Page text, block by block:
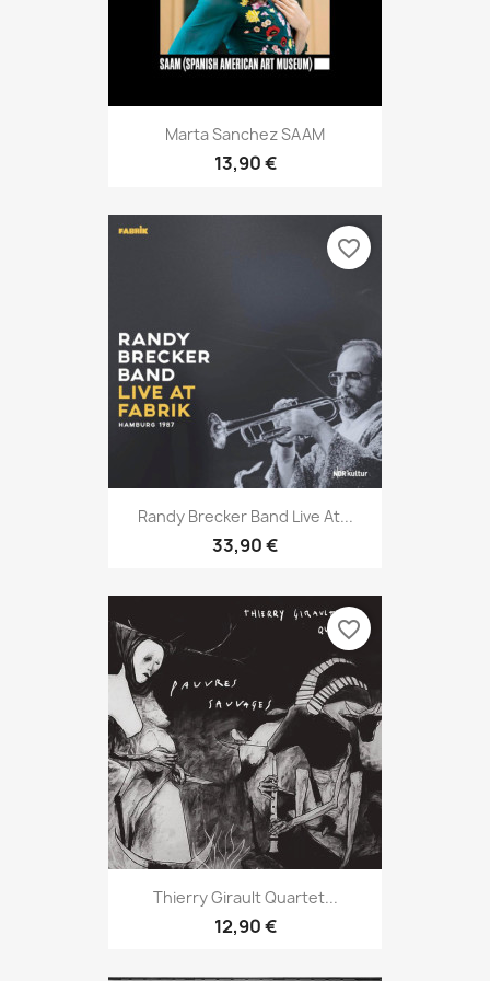
Marta Sanchez SAAM
13,90 €
Randy Brecker Band Live At...
33,90 €
favorite_border
Thierry Girault Quartet...
12,90 €
favorite_border